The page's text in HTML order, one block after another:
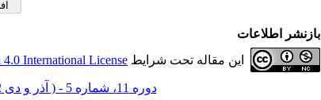
بازنشر اطلاعات
این مقاله تحت شرایط International License
دوره 11، شماره 5 - ( آذر و دی 1402 )